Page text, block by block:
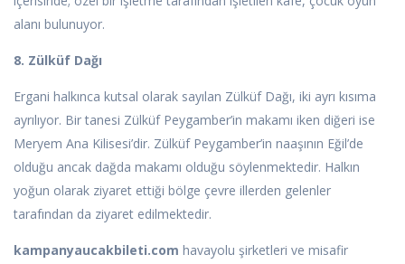
alanı bulunuyor.
8. Zülküf Dağı
Ergani halkınca kutsal olarak sayılan Zülküf Dağı, iki ayrı kısıma
ayrılıyor. Bir tanesi Zülküf Peygamber’in makamı iken diğeri ise
Meryem Ana Kilisesi’dir. Zülküf Peygamber’in naaşının Eğil’de
olduğu ancak dağda makamı olduğu söylenmektedir. Halkın
yoğun olarak ziyaret ettiği bölge çevre illerden gelenler
tarafından da ziyaret edilmektedir.
kampanyaucakbileti.com havayolu şirketleri ve misafir